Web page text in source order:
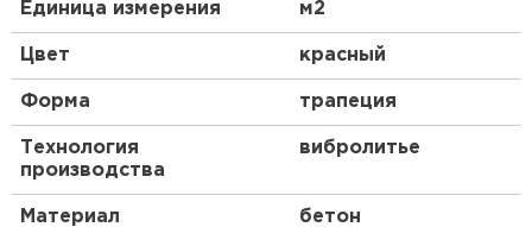
Единица измерения м2
Цвет красный
Форма трапеция
Технология
производства
вибролитье
Материал бетон